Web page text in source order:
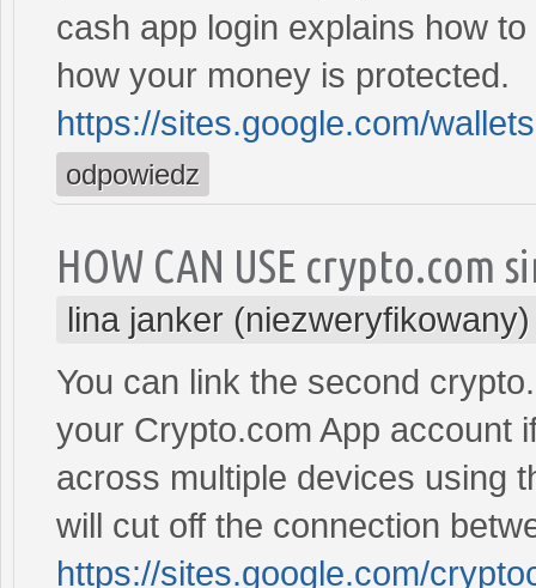
cash app login explains how
how your money is protected.
https://sites.google.com/
odpowiedz
HOW CAN USE crypto.com
lina janker (niezweryfikowany)
You can link the second
your Crypto.com App account
across multiple devices using
will cut off the connection
https://sites.google.com/